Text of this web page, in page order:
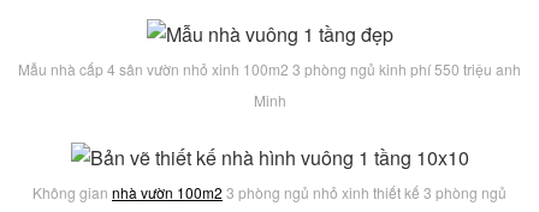
Mẫu nhà cấp 4 sân vườn nhỏ xinh 100m2 3 phòng ngủ kinh phí 550 triệu anh
Minh
Không gian nhà vườn 100m2 3 phòng ngủ nhỏ xinh thiết kế 3 phòng ngủ